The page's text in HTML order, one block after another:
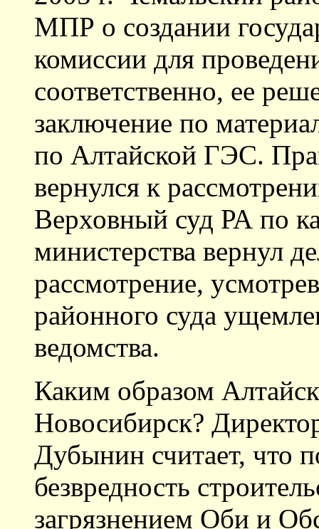
МПР о создании
комиссии для
соответственно, ее
заключение по
по Алтайской ГЭС.
вернулся к
Верховный суд РА по
министерства вернул
рассмотрение,
районного суда
ведомства.
Каким образом
Новосибирск?
Дубынин считает, что
безвредность
загрязнением Оби и